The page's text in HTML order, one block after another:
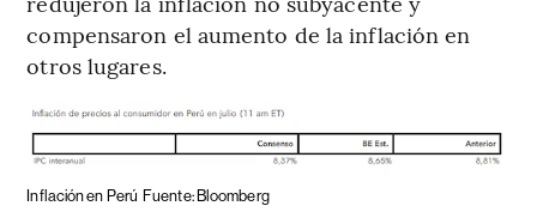
compensaron el aumento de la inflación en
otros lugares.
Inflación en Perú Fuente: Bloomberg